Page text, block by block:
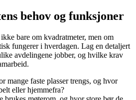
behov og funksjoner
bare om kvadratmeter, men om
fungerer i hverdagen. Lag en detaljert
avdelingene jobber, og hvilke krav
mange faste plasser trengs, og hvor
eller hjemmefra?